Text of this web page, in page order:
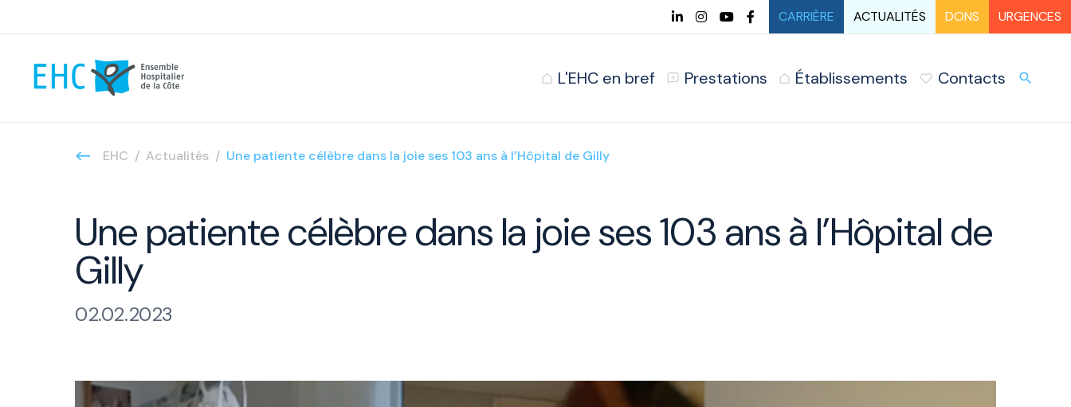
CARRIÈRE ACTUALITÉS DONS URGENCES
L'EHC en bref Prestations Établissements Contacts search
EHC Actualités Une patiente célèbre dans la joie ses 103 ans à l’Hôpital de Gilly
Une patiente célèbre dans la joie ses 103 ans à l’Hôpital de
Gilly
02.02.2023